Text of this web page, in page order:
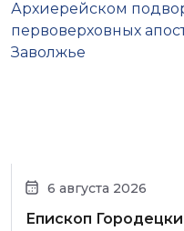
6 августа 2026
Епископ